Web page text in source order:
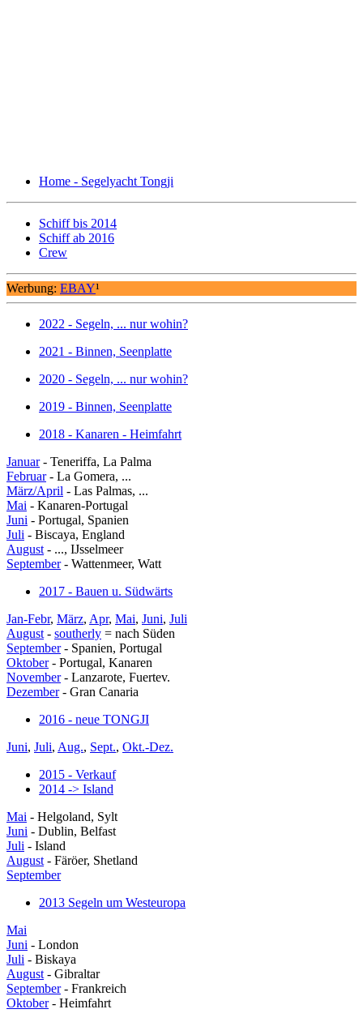
Home - Segelyacht Tongji
Schiff bis 2014
Schiff ab 2016
Crew
Werbung: EBAY¹
2022 - Segeln, ... nur wohin?
2021 - Binnen, Seenplatte
2020 - Segeln, ... nur wohin?
2019 - Binnen, Seenplatte
2018 - Kanaren - Heimfahrt
Januar- Teneriffa, La Palma
Februar- La Gomera, ...
März/April - Las Palmas, ...
Mai - Kanaren-Portugal
Juni - Portugal, Spanien
Juli - Biscaya, England
August - ..., IJsselmeer
September- Wattenmeer, Watt
2017 - Bauen u. Südwärts
Jan-Febr, März, Apr, Mai, Juni, Juli
August - southerly = nach Süden
September- Spanien, Portugal
Oktober- Portugal, Kanaren
November- Lanzarote, Fuertev.
Dezember- Gran Canaria
2016 - neue TONGJI
Juni, Juli, Aug., Sept., Okt.-Dez.
2015 - Verkauf
2014 -> Island
Mai - Helgoland, Sylt
Juni - Dublin, Belfast
Juli - Island
August - Färöer, Shetland
September
2013 Segeln um Westeuropa
Mai
Juni - London
Juli - Biskaya
August - Gibraltar
September- Frankreich
Oktober- Heimfahrt